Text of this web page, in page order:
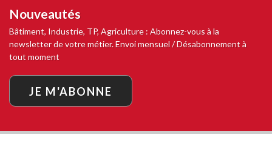
Nouveautés
Bâtiment, Industrie, TP, Agriculture : Abonnez-vous à la
newsletter de votre métier. Envoi mensuel / Désabonnement à
tout moment
JE M'ABONNE